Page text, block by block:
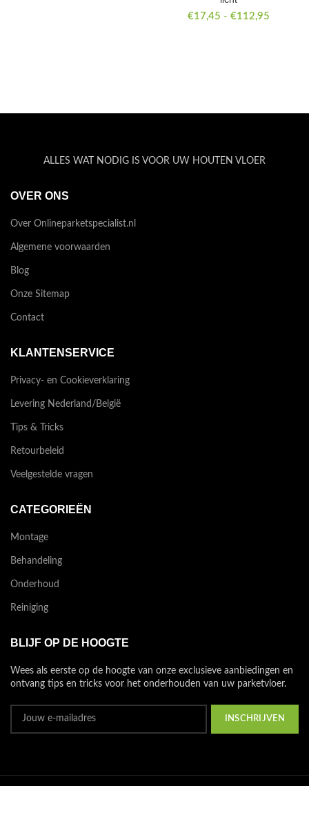
€17,45 - €112,95
ALLES WAT NODIG IS VOOR UW HOUTEN VLOER
OVER ONS
Over Onlineparketspecialist.nl
Algemene voorwaarden
Blog
Onze Sitemap
Contact
KLANTENSERVICE
Privacy- en Cookieverklaring
Levering Nederland/België
Tips & Tricks
Retourbeleid
Veelgestelde vragen
CATEGORIEËN
Montage
Behandeling
Onderhoud
Reiniging
BLIJF OP DE HOOGTE
Wees als eerste op de hoogte van onze exclusieve aanbiedingen en
ontvang tips en tricks voor het onderhouden van uw parketvloer.